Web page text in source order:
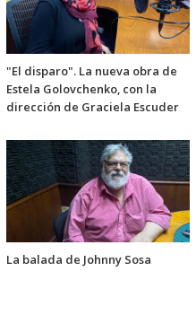
"El disparo". La nueva obra de
Estela Golovchenko, con la
dirección de Graciela Escuder
La balada de Johnny Sosa